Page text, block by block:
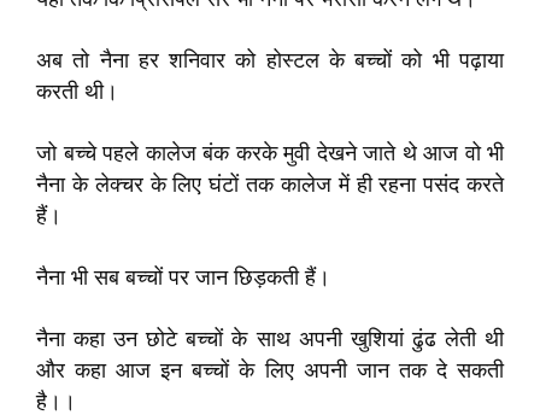
अब तो नैना हर शनिवार को होस्टल के बच्चों को भी पढ़ाया
करती थी।
जो बच्चे पहले कालेज बंक करके मुवी देखने जाते थे आज वो भी
नैना के लेक्चर के लिए घंटों तक कालेज में ही रहना पसंद करते
हैं।
नैना भी सब बच्चों पर जान छिड़कती हैं।
नैना कहा उन छोटे बच्चों के साथ अपनी खुशियां ढुंढ लेती थी
और कहा आज इन बच्चों के लिए अपनी जान तक दे सकती
है।।